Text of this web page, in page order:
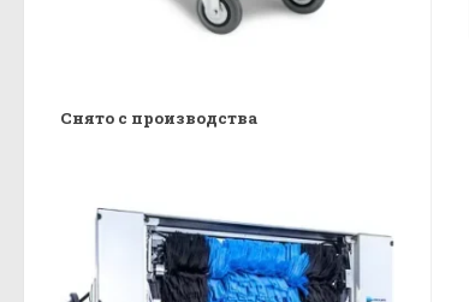
Снято с производства